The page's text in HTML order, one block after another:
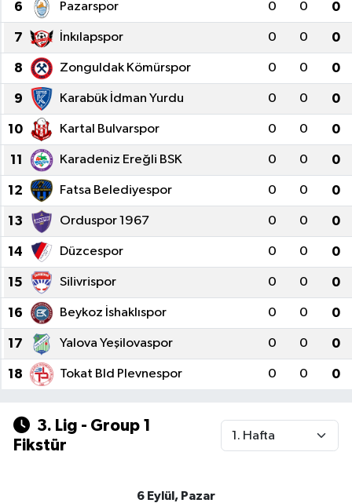
6 Pazarspor 0 0 0
7 İnkılapspor 0 0 0
8 Zonguldak Kömürspor 0 0 0
9 Karabük İdman Yurdu 0 0 0
10 Kartal Bulvarspor 0 0 0
11 Karadeniz Ereğli BSK 0 0 0
12 Fatsa Belediyespor 0 0 0
13 Orduspor 1967 0 0 0
14 Düzcespor 0 0 0
15 Silivrispor 0 0 0
16 Beykoz İshaklıspor 0 0 0
17 Yalova Yeşilovaspor 0 0 0
18 Tokat Bld Plevnespor 0 0 0
3. Lig - Group 1
Fikstür
6 Eylül, Pazar
Haberde İnsan
Kültür Sanat
Magazin
Manşet Altı
Manşetler
Resmi İlan
Sağlık
Spor
SürManşet
Teknoloji
Yaşam